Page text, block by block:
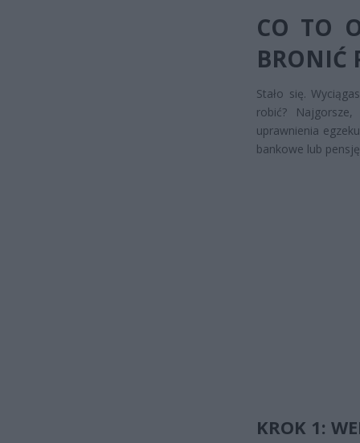
CO TO
BRONIĆ
Stało się.
robić?
uprawnienia
bankowe lub
KROK 1: